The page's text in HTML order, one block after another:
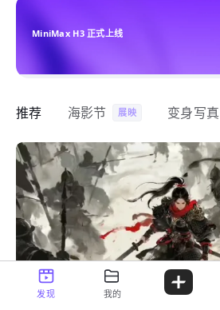
MiniMax H3 正式上线
推荐 海影节 展映 变身写真
发现 我的